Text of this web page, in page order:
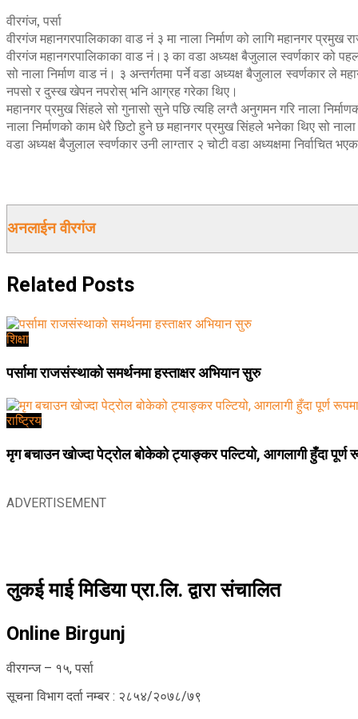
वीरगंज, पर्सा
वीरगंज महानगरपालिकाका वाड नं ३ मा नाला निर्माण को लागि महानगर
वीरगंज महानगरपालिकाका वाड नं।३ का वडा अध्यक्ष बैजुलाल स्वर्णकार को
सो नाला निर्माण वाड नं। ३ अन्तर्गतमा पर्ने वडा अध्यक्ष बैजुलाल स्वर्णकार ले
नपसो र दुस्ख खेपन नपरोस् भनि आग्रह गरेका थिए।
महानगर प्रमुख सिंहले सो गुनासो सुने पछि त्यहि लग्तै अनुगमन गरि नाला
नाला निर्माणको काम धेरै छिटो हुने छ महानगर प्रमुख सिंहले भनेका थिए सो नाला
वडा अध्यक्ष बैजुलाल स्वर्णकार उनी लाग्तार २ चोटी वडा अध्यक्षमा
अनलाईन वीरगंज
Related Posts
शिक्षा
पर्सामा राजसंस्थाको समर्थनमा हस्ताक्षर अभियान सुरु
राष्ट्रिय
मृग बचाउन खोज्दा पेट्रोल बोकेको ट्याङ्कर पल्टियो, आगलागी हुँदा पूर्ण
ADVERTISEMENT
लुकई माई मिडिया प्रा.लि. द्वारा संचालित
Online Birgunj
वीरगन्ज – १५, पर्सा
सूचना विभाग दर्ता नम्बर : २८५४/२०७८/७९